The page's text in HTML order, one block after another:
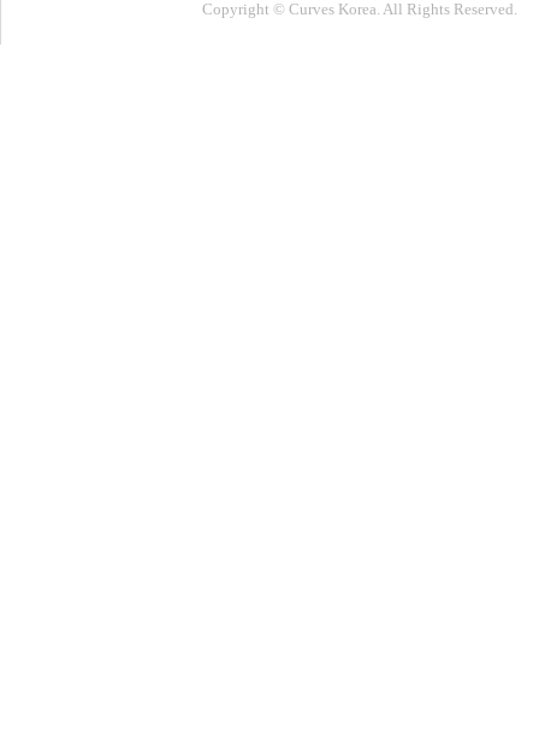
Copyright © Curves Korea. All Rights Reserved.